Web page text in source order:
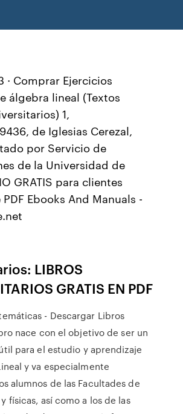
· Comprar Ejercicios
álgebra lineal (Textos
1,
de Iglesias Cerezal,
por Servicio de
de la Universidad de
GRATIS para clientes
PDF Ebooks And Manuals -
LIBROS
GRATIS EN PDF
- Descargar Libros
nace con el objetivo de ser un
para el estudio y aprendizaje
y va especialmente
alumnos de las Facultades de
físicas, así como a los de las